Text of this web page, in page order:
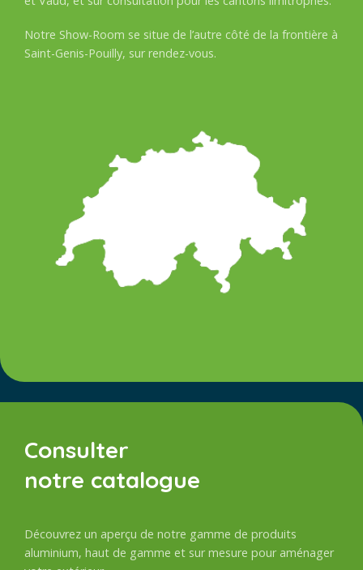
Notre Show-Room se situe de l’autre côté de la frontière à
Saint-Genis-Pouilly, sur rendez-vous.
Consulter
notre catalogue
Découvrez un aperçu de notre gamme de produits
aluminium, haut de gamme et sur mesure pour aménager